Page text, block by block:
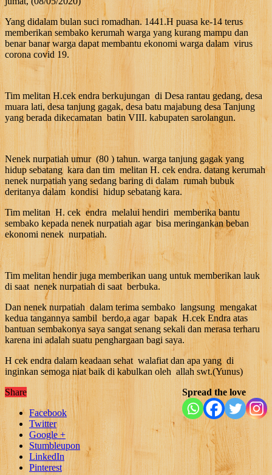
Yang didalam bulan suci romadhan. 1441.H puasa ke-14 terus
memberikan sembako kerumah warga yang kurang mampu dan
benar banar warga dapat membantu ekonomi warga dalam virus
corona covid 19.
Tim melitan H.cek endra berkujungan di Desa rantau gedang, desa
muara lati, desa tanjung gagak, desa batu majabung desa Tanjung
yang berada dikecamatan batin VIII. kabupaten sarolangun.
Nenek nurpatiah umur (80 ) tahun. warga tanjung gagak yang
hidup sebatang kara dan tim melitan H. cek endra. datang kerumah
nenek nurpatiah yang sedang baring di dalam rumah bubuk
deritanya dalam kondisi hidup sebatang kara.
Tim melitan H. cek endra melalui hendiri memberika bantu
sembako kepada nenek nurpatiah agar bisa meringankan beban
ekonomi nenek nurpatiah.
Tim melitan hendir juga memberikan uang untuk memberikan lauk
di saat nenek nurpatiah di saat berbuka.
Dan nenek nurpatiah dalam terima sembako langsung mengakat
kedua tangannya sambil berdo,a agar bapak H.cek Endra atas
bantuan sembakonya saya sangat senang sekali dan merasa terharu
karena ini adalah suatu penghargaan bagi saya.
H cek endra dalam keadaan sehat walafiat dan apa yang di
inginkan semoga niat baik di kabulkan oleh allah swt.(Yunus)
Spread the love
Share
Facebook
Twitter
Google +
Stumbleupon
LinkedIn
Pinterest